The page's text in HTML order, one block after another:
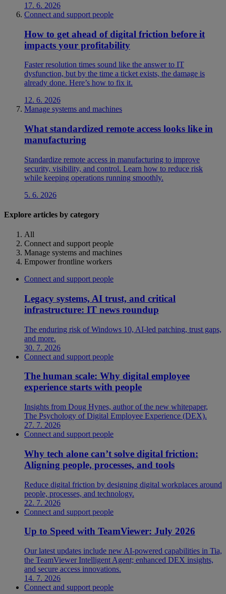
17. 6. 2026
Connect and support people
How to get ahead of digital friction before it
impacts your profitability
Faster resolution times sound like the answer to IT
dysfunction, but by the time a ticket exists, the damage is
already done. Here’s how to fix it.
12. 6. 2026
Manage systems and machines
What standardized remote access looks like in
manufacturing
Standardize remote access in manufacturing to improve
security, visibility, and control. Learn how to reduce risk
while keeping operations running smoothly.
5. 6. 2026
Explore articles by category
All
Connect and support people
Manage systems and machines
Empower frontline workers
Connect and support people
Legacy systems, AI trust, and critical
infrastructure: IT news roundup
The enduring risk of Windows 10, AI-led patching, trust gaps,
and more.
30. 7. 2026
Connect and support people
The human scale: Why digital employee
experience starts with people
Insights from Doug Hynes, author of the new whitepaper,
The Psychology of Digital Employee Experience (DEX).
27. 7. 2026
Connect and support people
Why tech alone can’t solve digital friction:
Aligning people, processes, and tools
Reduce digital friction by designing digital workplaces around
people, processes, and technology.
22. 7. 2026
Connect and support people
Up to Speed with TeamViewer: July 2026
Our latest updates include new AI-powered capabilities in Tia,
the TeamViewer Intelligent Agent; enhanced DEX insights,
and secure access innovations.
14. 7. 2026
Connect and support people